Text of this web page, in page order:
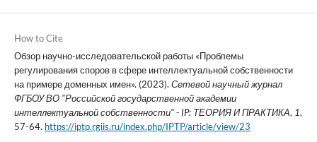
How to Cite
Обзор научно-исследовательской работы «Проблемы
регулирования споров в сфере интеллектуальной собственности
на примере доменных имен». (2023). Сетевой научный журнал
ФГБОУ ВО "Российской государственной академии
интеллектуальной собственности" - IP: ТЕОРИЯ И ПРАКТИКА, 1,
57-64. https://iptp.rgiis.ru/index.php/IPTP/article/view/23